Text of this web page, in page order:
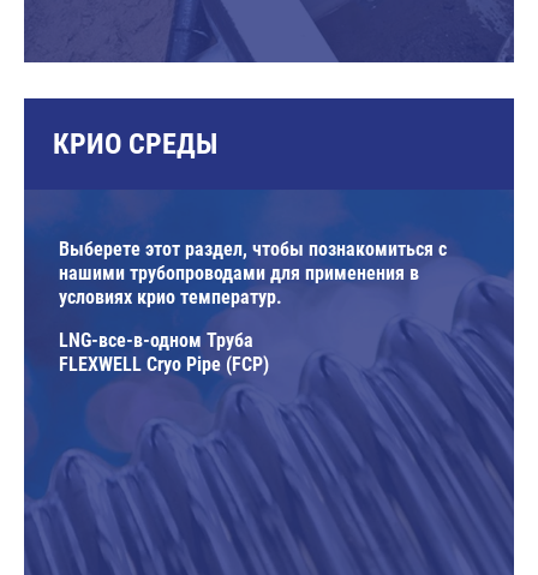
КРИО СРЕДЫ
Выберете этот раздел, чтобы познакомиться с
нашими трубопроводами для применения в
условиях крио температур.
LNG-все-в-одном Труба
FLEXWELL Cryo Pipe (FCP)